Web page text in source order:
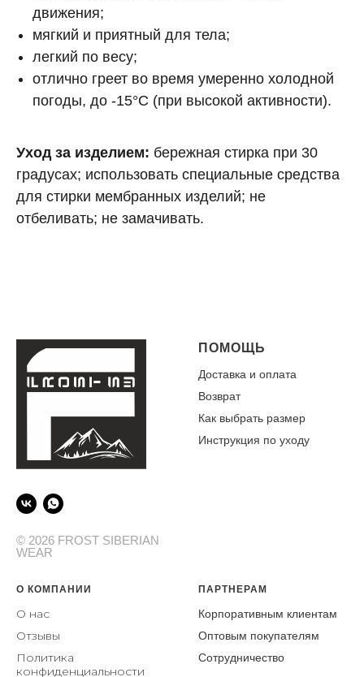
движения;
мягкий и приятный для тела;
легкий по весу;
отлично греет во время умеренно холодной
погоды, до -15°C (при высокой активности).
Уход за изделием: бережная стирка при 30
градусах; использовать специальные средства
для стирки мембранных изделий; не
отбеливать; не замачивать.
© 2026 FROST SIBERIAN
WEAR
ПОМОЩЬ
Доставка и оплата
Возврат
Как выбрать размер
Инструкция по уходу
О КОМПАНИИ
О нас
Отзывы
Политика
конфиденциальности
ПАРТНЕРАМ
Корпоративным клиентам
Оптовым покупателям
Сотрудничество